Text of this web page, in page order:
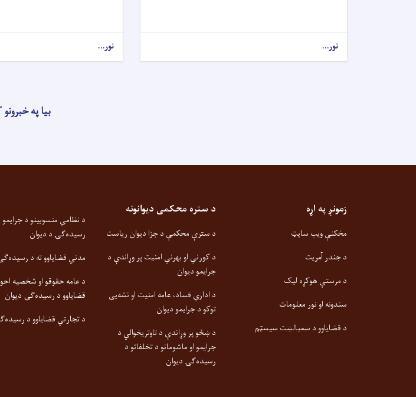
نور... نور...
بیا په
زمونږ په اړه
مخکنې ویب سایټ
د جندر آمریت
د مرستې هوکړه لیک
سندونه او نور معلومات
د قضایاوو د سمبالښت سیسټم
د ستره محکمی دیوانونه
د سترې محکمې د جزا دیوان ریاست
د کورني او بهرني امنیت پر وړاندې د
جرایمو دیوان
د اداري فساد، عامه امنیت او نشه‌یی
توکو د جرایمو دیوان
د ښځو پر وړاندې د تاوتریخوالي د
جرایمو او ماشومانو د تخلفاتو د
رسیده‌ګۍ دیوان
د نظامي منسوبینو د
رسیده‌ګۍ د دیوان
مدني قضایاوو ته د
د عامه حقوقو او شخصیه
قضایاوو د رسیده‌ګۍ دیوان
د تجارتي قضایاوو د